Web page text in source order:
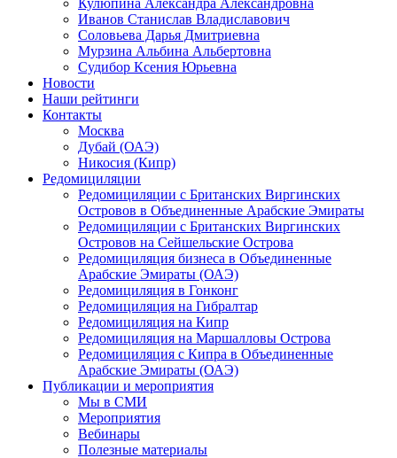
Кулюпина Александра Александровна
Иванов Станислав Владиславович
Соловьева Дарья Дмитриевна
Мурзина Альбина Альбертовна
Судибор Ксения Юрьевна
Новости
Наши рейтинги
Контакты
Москва
Дубай (ОАЭ)
Никосия (Кипр)
Редомициляции
Редомициляции с Британских Виргинских
Островов в Объединенные Арабские Эмираты
Редомициляции с Британских Виргинских
Островов на Сейшельские Острова
Редомициляция бизнеса в Объединенные
Арабские Эмираты (ОАЭ)
Редомициляция в Гонконг
Редомициляция на Гибралтар
Редомициляция на Кипр
Редомициляция на Маршалловы Острова
Редомициляция с Кипра в Объединенные
Арабские Эмираты (ОАЭ)
Публикации и мероприятия
Мы в СМИ
Мероприятия
Вебинары
Полезные материалы